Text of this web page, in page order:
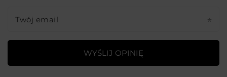
Twój email
WYŚLIJ OPINIĘ